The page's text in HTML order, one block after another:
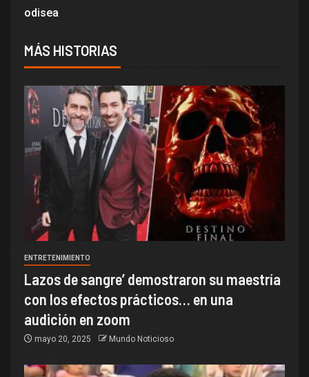
odisea
MÁS HISTORIAS
ENTRETENIMIENTO
Lazos de sangre’ demostraron su maestría
con los efectos prácticos… en una
audición en zoom
mayo 20, 2025 Mundo Noticioso